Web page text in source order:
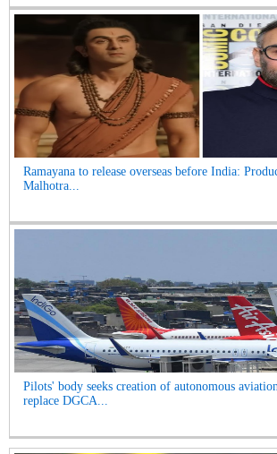
Ramayana to release overseas before India:
Malhotra...
Pilots' body seeks creation of autonomous
replace DGCA...